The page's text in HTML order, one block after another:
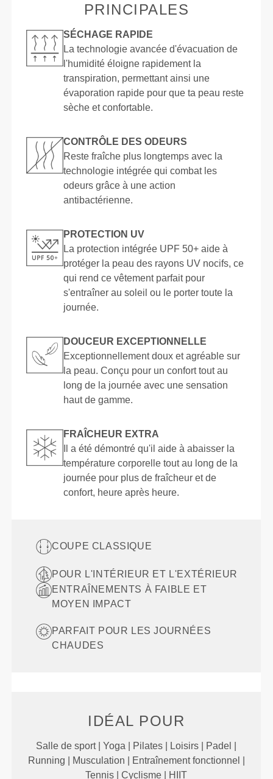
PRINCIPALES
SÉCHAGE RAPIDE
La technologie avancée d'évacuation de
l'humidité éloigne rapidement la
transpiration, permettant ainsi une
évaporation rapide pour que ta peau reste
sèche et confortable.
CONTRÔLE DES ODEURS
Reste fraîche plus longtemps avec la
technologie intégrée qui combat les
odeurs grâce à une action
antibactérienne.
PROTECTION UV
La protection intégrée UPF 50+ aide à
protéger la peau des rayons UV nocifs, ce
qui rend ce vêtement parfait pour
s'entraîner au soleil ou le porter toute la
journée.
DOUCEUR EXCEPTIONNELLE
Exceptionnellement doux et agréable sur
la peau. Conçu pour un confort tout au
long de la journée avec une sensation
haut de gamme.
FRAÎCHEUR EXTRA
Il a été démontré qu'il aide à abaisser la
température corporelle tout au long de la
journée pour plus de fraîcheur et de
confort, heure après heure.
COUPE CLASSIQUE
POUR L'INTÉRIEUR ET L'EXTÉRIEUR
ENTRAÎNEMENTS À FAIBLE ET
MOYEN IMPACT
PARFAIT POUR LES JOURNÉES
CHAUDES
IDÉAL POUR
Salle de sport | Yoga | Pilates | Loisirs | Padel |
Running | Musculation | Entraînement fonctionnel |
Tennis | Cyclisme | HIIT